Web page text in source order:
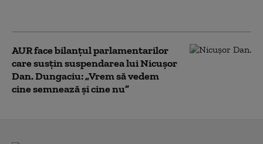
AUR face bilanțul parlamentarilor
care susțin suspendarea lui Nicușor
Dan. Dungaciu: „Vrem să vedem
cine semnează și cine nu”